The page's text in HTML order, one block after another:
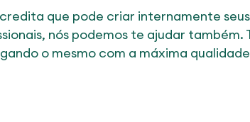
que pode criar internamente
nós podemos te ajudar
o mesmo com a máxima